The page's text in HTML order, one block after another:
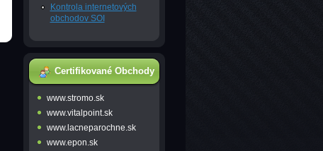
Kontrola internetových
obchodov SOI
Certifikované Obchody
www.stromo.sk
www.vitalpoint.sk
www.lacneparochne.sk
www.epon.sk